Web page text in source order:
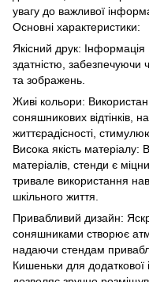
увагу до важливої
Основні характеристики:
Якісний друк:
здатністю, забезпечуючи
та зображень.
Живі кольори:
соняшникових відтінків,
життєрадісності,
Висока якість матеріалу:
матеріалів, стенди є
тривале використання
шкільного життя.
Привабливий дизайн:
соняшниками створює
надаючи стендам
Кишеньки для додаткової